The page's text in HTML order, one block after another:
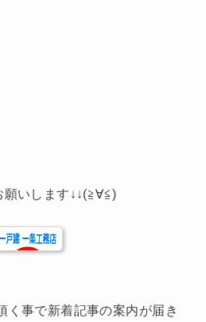
願いします↓↓(≧∀≦)
く事で新着記事の案内が届き